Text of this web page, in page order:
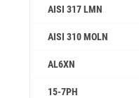
AISI 317 LMN
AISI 310 MOLN
AL6XN
15-7PH